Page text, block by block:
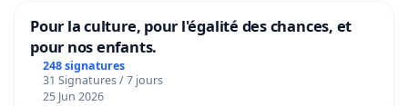
Pour la culture, pour l'égalité des chances, et
pour nos enfants.
248 signatures
31 Signatures / 7 jours
25 Jun 2026